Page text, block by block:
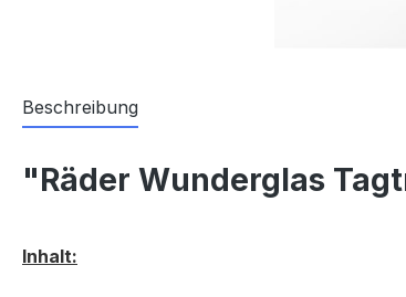
Beschreibung
"Räder Wunderglas
Inhalt: